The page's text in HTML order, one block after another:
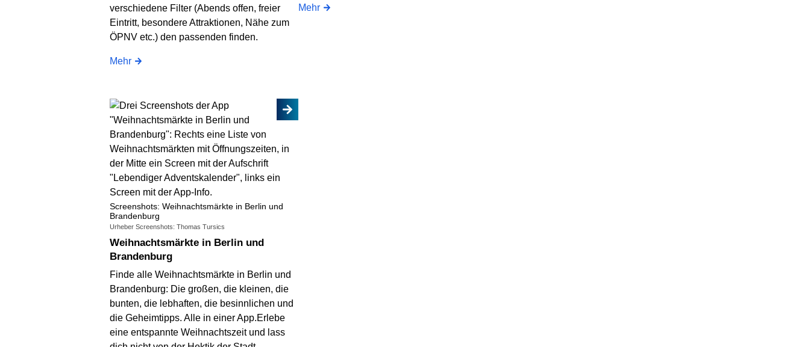
verschiedene Filter (Abends offen, freier
Eintritt, besondere Attraktionen, Nähe zum
ÖPNV etc.) den passenden finden.
Mehr
Mehr
Screenshots: Weihnachtsmärkte in Berlin und
Brandenburg
Urheber Screenshots: Thomas Tursics
Weihnachtsmärkte in Berlin und
Brandenburg
Finde alle Weihnachtsmärkte in Berlin und
Brandenburg: Die großen, die kleinen, die
bunten, die lebhaften, die besinnlichen und
die Geheimtipps. Alle in einer App.Erlebe
eine entspannte Weihnachtszeit und lass